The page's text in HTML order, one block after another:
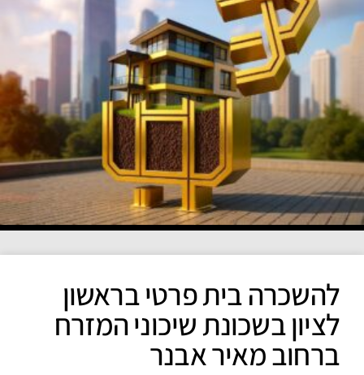
להשכרה בית פרטי בראשון
לציון בשכונת שיכוני המזרח
ברחוב מאיר אבנר